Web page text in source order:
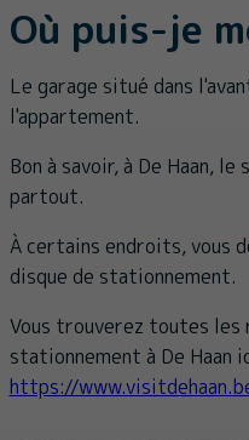
Où puis-je
Le garage situé dans
l'appartement.
Bon à savoir, à De Haan,
partout.
À certains endroits, vous
disque de stationnement.
Vous trouverez toutes les
stationnement à De Haan
https://